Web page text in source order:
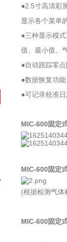
●2.5寸高清彩
显示各个菜单
●三种显示模
值、最小值、
●自动跟踪零
●数据恢复功
●可记录校准
MIC-600固定
MIC-600固定
(根据检测气
MIC-600固定